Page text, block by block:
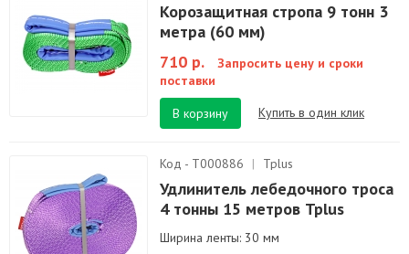
Корозащитная стропа 9 тонн 3
метра (60 мм)
710 р.
Запросить цену и сроки
поставки
В корзину
Купить в один клик
Код - T000886 | Tplus
Удлинитель лебедочного троса
4 тонны 15 метров Tplus
Ширина ленты: 30 мм